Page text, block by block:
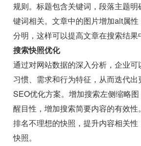
规则。标题包含关键词，段落主题
键词相关。文章中的图片增加alt属
分明，这样可以提高文章在搜索结果
搜索快照优化
通过对网站数据的深入分析，企业
习惯、需求和行为特征，从而迭代
SEO优化方案。增加搜索左侧缩略
醒目性，增加搜索简要内容的有效
排名不理想的快照，提升内容相关性
快照。